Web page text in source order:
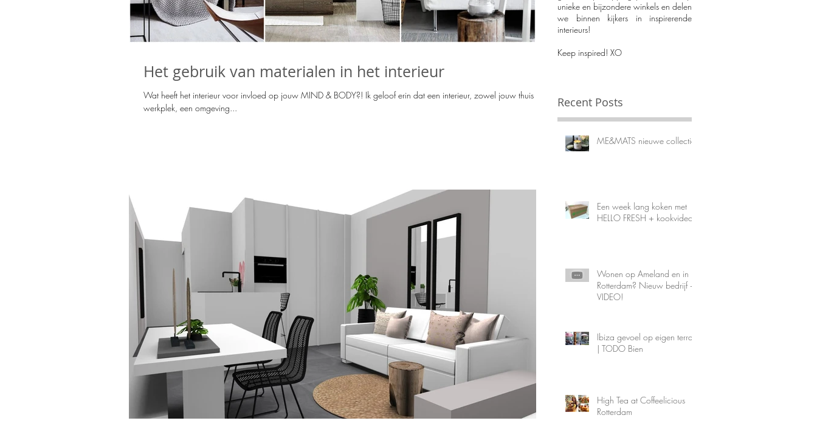
Het gebruik van materialen in het interieur
Wat heeft het interieur voor invloed op jouw MIND & BODY?! Ik geloof erin dat een interieur, zowel jouw thuis als
werkplek, een omgeving...
unieke en bijzondere winkels en delen
we binnen kijkers in inspirerende
interieurs!
Keep inspired! XO
Recent Posts
ME&MATS nieuwe collectie
Een week lang koken met
HELLO FRESH + kookvideo
Wonen op Ameland en in
Rotterdam? Nieuw bedrijf +
VIDEO!
Ibiza gevoel op eigen terras
| TODO Bien
High Tea at Coffeelicious
Rotterdam